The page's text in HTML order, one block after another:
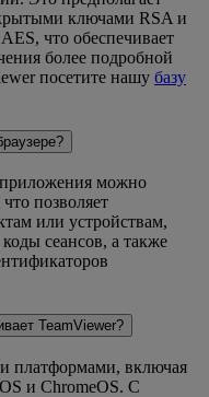
ключами RSA и
что обеспечивает
более подробной
посетите нашу базу
можно
позволяет
или устройствам,
сеансов, а также
TeamViewer?
платформами, включая
и ChromeOS. С